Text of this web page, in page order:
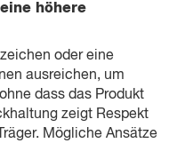
höhere
oder eine
ausreichen, um
dass das Produkt
zeigt Respekt
Mögliche Ansätze